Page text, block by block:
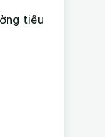
tiêu